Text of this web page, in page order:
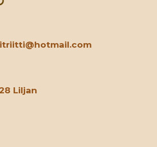
Liljan